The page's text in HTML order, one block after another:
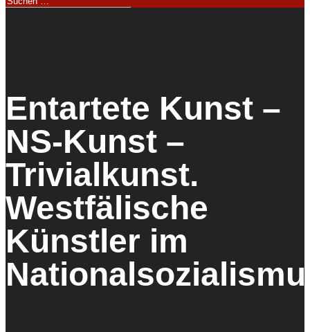
Entartete Kunst –
NS-Kunst –
Trivialkunst.
Westfälische
Künstler im